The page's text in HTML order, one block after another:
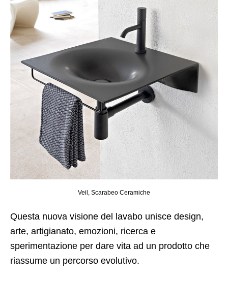
Veil, Scarabeo Ceramiche
Questa nuova visione del lavabo unisce design,
arte, artigianato, emozioni, ricerca e
sperimentazione per dare vita ad un prodotto che
riassume un percorso evolutivo.